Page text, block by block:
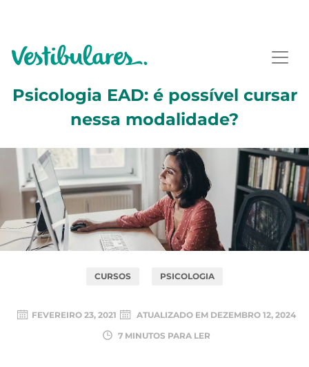
Psicologia EAD: é possível cursar
nessa modalidade?
CURSOS PSICOLOGIA
FEVEREIRO 23, 2021 ATUALIZADO EM DEZEMBRO 12, 2024
7 MINUTOS PARA LER